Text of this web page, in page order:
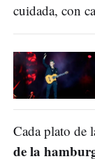
cuidada, con
Cada plato de
de la